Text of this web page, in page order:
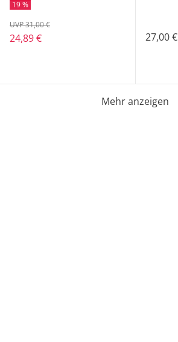
19 %
24,89 €
UVP 31,00 €
27,00 €
Mehr anzeigen